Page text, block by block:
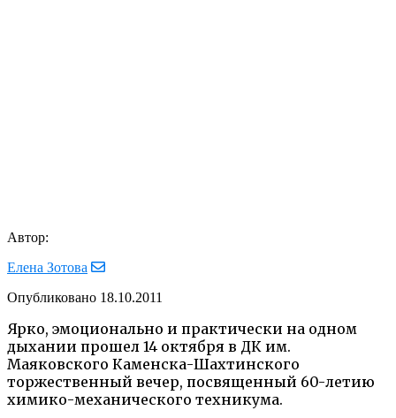
Автор:
Елена Зотова
Опубликовано 18.10.2011
Ярко, эмоционально и практически на одном
дыхании прошел 14 октября в ДК им.
Маяковского Каменска-Шахтинского
торжественный вечер, посвященный 60-летию
химико-механического техникума.